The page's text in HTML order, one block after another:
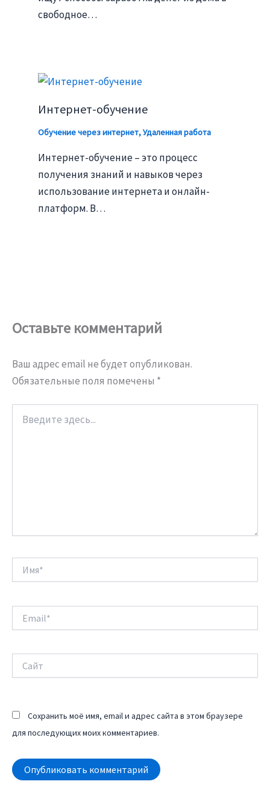
свободное…
Интернет-обучение
Обучение через интернет,Удаленная работа
Интернет-обучение – это процесс
получения знаний и навыков через
использование интернета и онлайн-
платформ. В…
Оставьте комментарий
Ваш адрес email не будет опубликован.
Обязательные поля помечены *
здесь...
Сохранить моё имя, email и адрес сайта в этом браузере
для последующих моих комментариев.